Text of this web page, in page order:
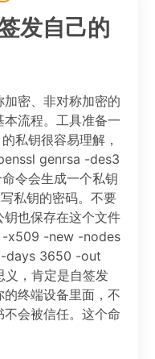
发自己的
密、非对称加密的
流程。工具准备一
私钥很容易理解，
genrsa -des3
令会生成一个私钥
私钥的密码。不要
也保存在这个文件
-x509 -new -nodes
days 3650 -out
，肯定是自签发
终端设备里面，不
会被信任。这个命